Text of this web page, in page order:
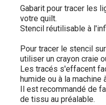
Gabarit pour tracer les
votre quilt.
Stencil réutilisable à
Pour tracer le stencil
utiliser un crayon craie
Les tracés s'effacent
humide ou à la machine
Il est recommandé de
de tissu au préalable.